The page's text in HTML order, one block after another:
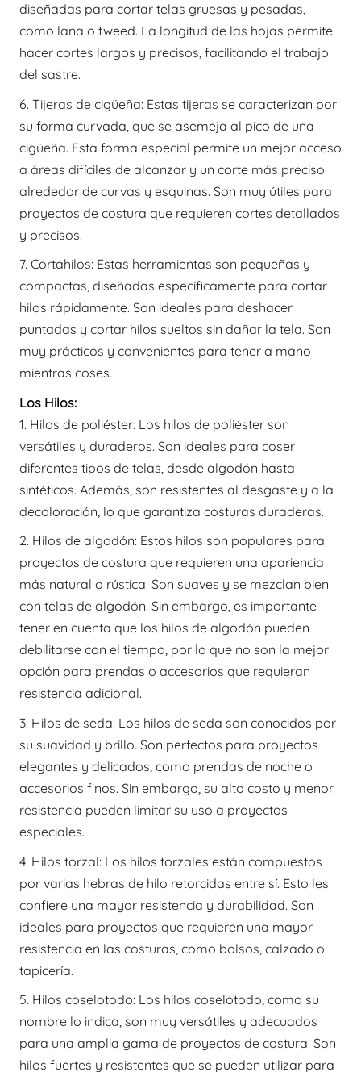
diseñadas para cortar telas gruesas y pesadas,
como lana o tweed. La longitud de las hojas permite
hacer cortes largos y precisos, facilitando el trabajo
del sastre.
6. Tijeras de cigüeña: Estas tijeras se caracterizan por
su forma curvada, que se asemeja al pico de una
cigüeña. Esta forma especial permite un mejor acceso
a áreas difíciles de alcanzar y un corte más preciso
alrededor de curvas y esquinas. Son muy útiles para
proyectos de costura que requieren cortes detallados
y precisos.
7. Cortahilos: Estas herramientas son pequeñas y
compactas, diseñadas específicamente para cortar
hilos rápidamente. Son ideales para deshacer
puntadas y cortar hilos sueltos sin dañar la tela. Son
muy prácticos y convenientes para tener a mano
mientras coses.
Los Hilos:
1. Hilos de poliéster: Los hilos de poliéster son
versátiles y duraderos. Son ideales para coser
diferentes tipos de telas, desde algodón hasta
sintéticos. Además, son resistentes al desgaste y a la
decoloración, lo que garantiza costuras duraderas.
2. Hilos de algodón: Estos hilos son populares para
proyectos de costura que requieren una apariencia
más natural o rústica. Son suaves y se mezclan bien
con telas de algodón. Sin embargo, es importante
tener en cuenta que los hilos de algodón pueden
debilitarse con el tiempo, por lo que no son la mejor
opción para prendas o accesorios que requieran
resistencia adicional.
3. Hilos de seda: Los hilos de seda son conocidos por
su suavidad y brillo. Son perfectos para proyectos
elegantes y delicados, como prendas de noche o
accesorios finos. Sin embargo, su alto costo y menor
resistencia pueden limitar su uso a proyectos
especiales.
4. Hilos torzal: Los hilos torzales están compuestos
por varias hebras de hilo retorcidas entre sí. Esto les
confiere una mayor resistencia y durabilidad. Son
ideales para proyectos que requieren una mayor
resistencia en las costuras, como bolsos, calzado o
tapicería.
5. Hilos coselotodo: Los hilos coselotodo, como su
nombre lo indica, son muy versátiles y adecuados
para una amplia gama de proyectos de costura. Son
hilos fuertes y resistentes que se pueden utilizar para